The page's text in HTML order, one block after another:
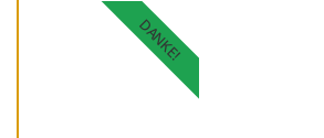
DANKE!